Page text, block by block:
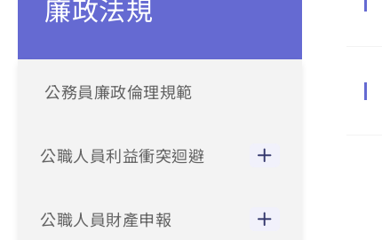
廉政法規
公務員廉政倫理規範
公職人員利益衝突迴避
公職人員財產申報